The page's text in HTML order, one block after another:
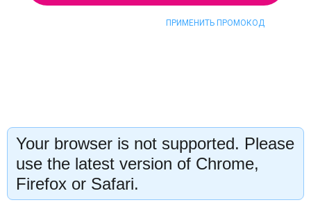
ПРИМЕНИТЬ ПРОМОКОД
Your browser is not supported. Please
use the latest version of Chrome,
Firefox or Safari.